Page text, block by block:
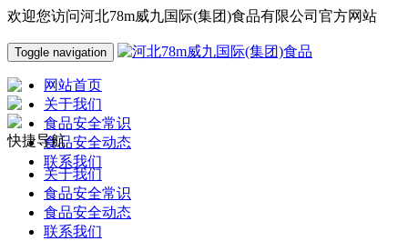
欢迎您访问河北78m威九国际(集团)食品有限公司官方网站
Toggle navigation
网站首页
关于我们
食品安全常识
食品安全动态
联系我们
快捷导航
关于我们
食品安全常识
食品安全动态
联系我们